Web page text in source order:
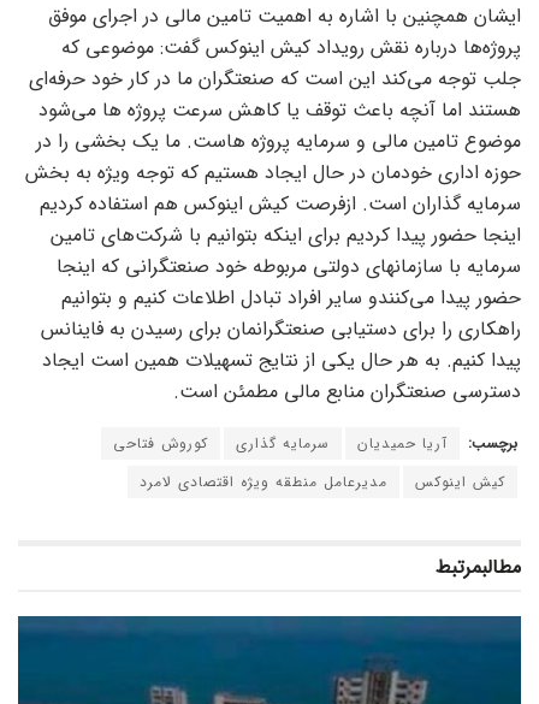
ایشان همچنین با اشاره به اهمیت تامین مالی در اجرای موفق
پروژه‌ها درباره نقش رویداد کیش اینوکس گفت: موضوعی که
جلب توجه می‌کند این است که صنعتگران ما در کار خود حرفه‌ای
هستند اما آنچه باعث توقف یا کاهش سرعت پروژه ها می‌شود
موضوع تامین مالی و سرمایه پروژه هاست. ما یک بخشی را در
حوزه اداری خودمان در حال ایجاد هستیم که توجه ویژه به بخش
سرمایه گذاران است. ازفرصت کیش اینوکس هم استفاده کردیم
اینجا حضور پیدا کردیم برای اینکه بتوانیم با شرکت‌های تامین
سرمایه با سازمانهای دولتی مربوطه خود صنعتگرانی که اینجا
حضور پیدا می‌کنندو سایر افراد تبادل اطلاعات کنیم و بتوانیم
راهکاری را برای دستیابی صنعتگرانمان برای رسیدن به فاینانس
پیدا کنیم. به هر حال یکی از نتایج تسهیلات همین است ایجاد
دسترسی صنعتگران منابع مالی مطمئن است.
برچسب: آریا حمیدیان سرمایه گذاری
کوروش فتاحی
کیش اینوکس
مدیرعامل منطقه ویژه اقتصادی لامرد
مطالبمرتبط